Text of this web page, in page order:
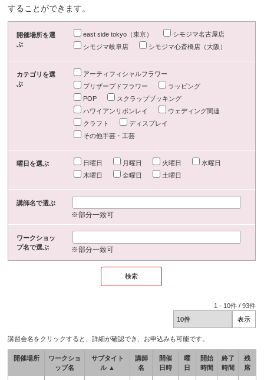
することができます。
開催場所を選
ぶ
east side tokyo（東京）
シモジマ名古屋店
シモジマ岐阜店
シモジマ心斎橋店（大阪）
カテゴリを選
ぶ
アーティフィシャルフラワー
プリザーブドフラワー
ラッピング
POP
スクラップブッキング
ハワイアンリボンレイ
ウェディング関連
クラフト
ディスプレイ
その他手芸・工芸
曜日を選ぶ 日曜日 月曜日 火曜日
水曜日
木曜日
金曜日 土曜日
講師名で選ぶ
※部分一致可
ワークショッ
プ名で選ぶ
※部分一致可
1 - 10件 /93件
講習会名をクリックすると、詳細が確認でき、お申込みも可能です。
開催場所
ワークショ
ップ名
サブタイト
ル ▲
講師
名
開催
日時
曜
日
開始
時間
終了
時間
残
席